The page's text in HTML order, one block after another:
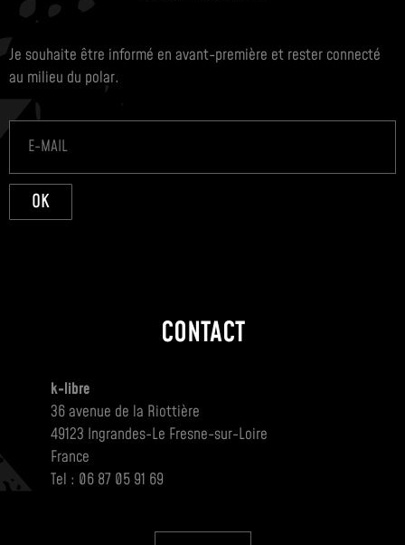
Je souhaite être informé en avant-première et rester connecté
au milieu du polar.
OK
CONTACT
k-libre
36 avenue de la Riottière
49123 Ingrandes-Le Fresne-sur-Loire
France
Tel : 06 87 05 91 69